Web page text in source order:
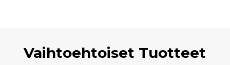
Vaihtoehtoiset Tuotteet